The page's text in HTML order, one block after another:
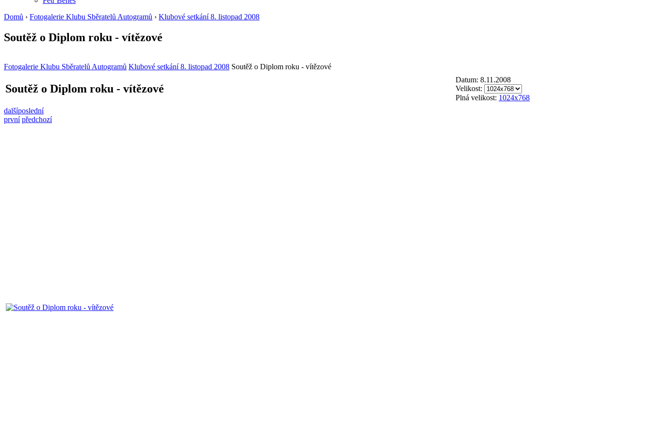
Domů › Fotogalerie Klubu Sběratelů Autogramů › Klubové setkání 8. listopad 2008
Soutěž o Diplom roku - vítězové
Fotogalerie Klubu Sběratelů Autogramů Klubové setkání 8. listopad 2008 Soutěž o Diplom roku - vítězové
Soutěž o Diplom roku - vítězové
Datum: 8.11.2008
Velikost:
Plná velikost: 1024x768
dalšíposlední
první předchozí